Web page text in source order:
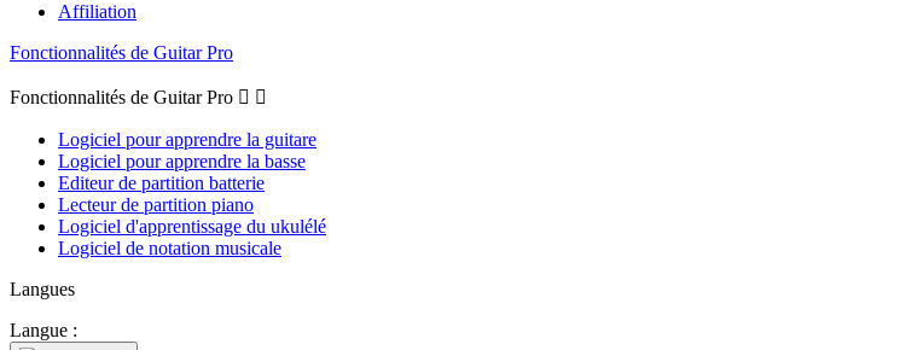
Affiliation
Fonctionnalités de Guitar Pro
Fonctionnalités de Guitar Pro  
Logiciel pour apprendre la guitare
Logiciel pour apprendre la basse
Editeur de partition batterie
Lecteur de partition piano
Logiciel d'apprentissage du ukulélé
Logiciel de notation musicale
Langues
Langue :